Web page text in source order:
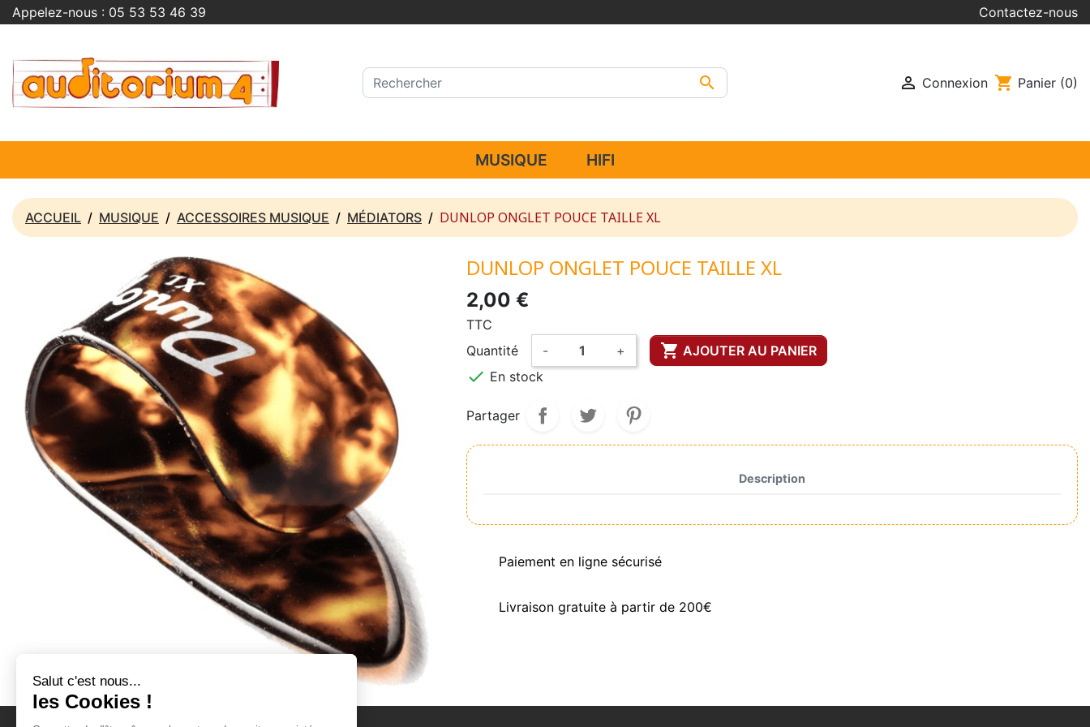
Appelez-nous : 05 53 53 46 39 Contactez-nous
  Connexion shopping_cart Panier (0)
MUSIQUE HIFI
ACCUEIL MUSIQUE ACCESSOIRES MUSIQUE MÉDIATORS DUNLOP ONGLET POUCE TAILLE XL
DUNLOP ONGLET POUCE TAILLE XL
2,00 €
TTC
Quantité
- +  AJOUTER AU PANIER
 En stock
Partager
Description
Paiement en ligne sécurisé
Livraison gratuite à partir de 200€
Salut c'est nous...
les Cookies !